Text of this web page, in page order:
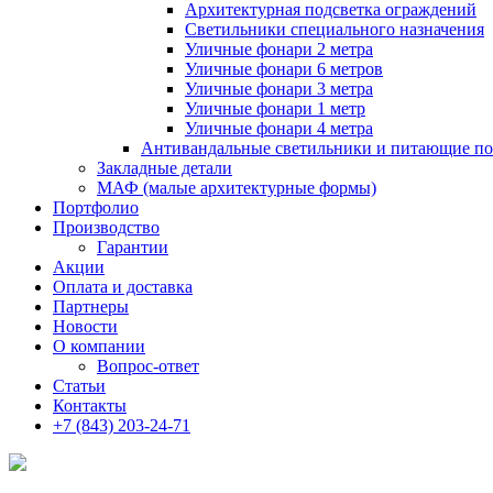
Архитектурная подсветка ограждений
Светильники специального назначения
Уличные фонари 2 метра
Уличные фонари 6 метров
Уличные фонари 3 метра
Уличные фонари 1 метр
Уличные фонари 4 метра
Антивандальные светильники и питающие
Закладные детали
МАФ (малые архитектурные формы)
Портфолио
Производство
Гарантии
Акции
Оплата и доставка
Партнеры
Новости
О компании
Вопрос-ответ
Статьи
Контакты
+7 (843) 203-24-71